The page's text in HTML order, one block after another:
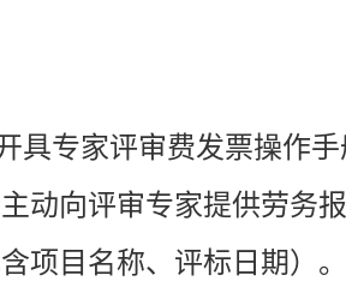
专家评审费发票操作
动向评审专家提供劳务
项目名称、评标日期）。